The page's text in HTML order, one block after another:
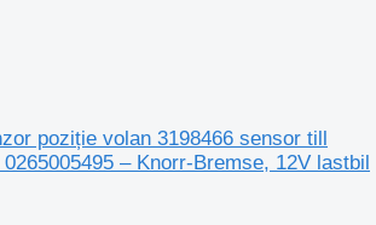
poziție volan 3198466 sensor till
– Knorr-Bremse, 12V lastbil